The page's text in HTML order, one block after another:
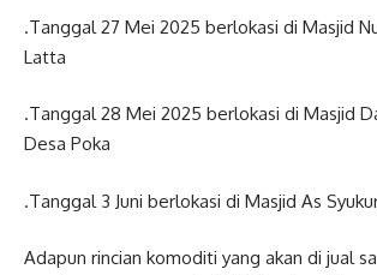
.Tanggal 27 Mei 2025 berlokasi di Masjid
Latta
.Tanggal 28 Mei 2025 berlokasi di Masjid
Desa Poka
.Tanggal 3 Juni berlokasi di Masjid As
Adapun rincian komoditi yang akan di jual